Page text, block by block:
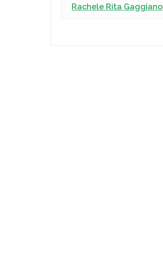
Rachele Rita Gaggiano